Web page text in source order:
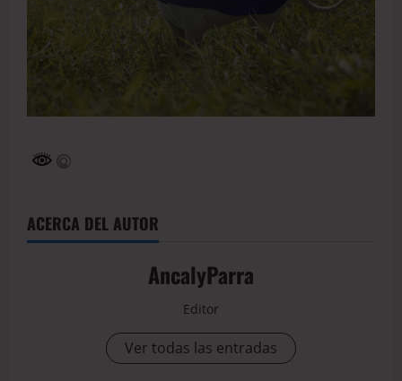
ACERCA DEL AUTOR
AncalyParra
Editor
Ver todas las entradas